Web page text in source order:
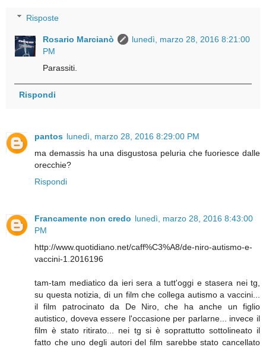
Risposte
Rosario Marcianò
lunedì, marzo 28, 2016 8:21:00
PM
Parassiti.
Rispondi
pantos lunedì, marzo 28, 2016 8:29:00 PM
ma demassis ha una disgustosa peluria che fuoriesce dalle
orecchie?
Rispondi
Francamente non credo lunedì, marzo 28, 2016 8:43:00
PM
http://www.quotidiano.net/caff%C3%A8/de-niro-autismo-e-
vaccini-1.2016196
tam-tam mediatico da ieri sera a tutt'oggi e stasera nei tg,
su questa notizia, di un film che collega autismo a vaccini...
il film patrocinato da De Niro, che ha anche un figlio
autistico, doveva essere l'occasione per parlarne... invece il
film è stato ritirato... nei tg si è soprattutto sottolineato il
fatto che uno degli autori del film sarebbe stato cancellato